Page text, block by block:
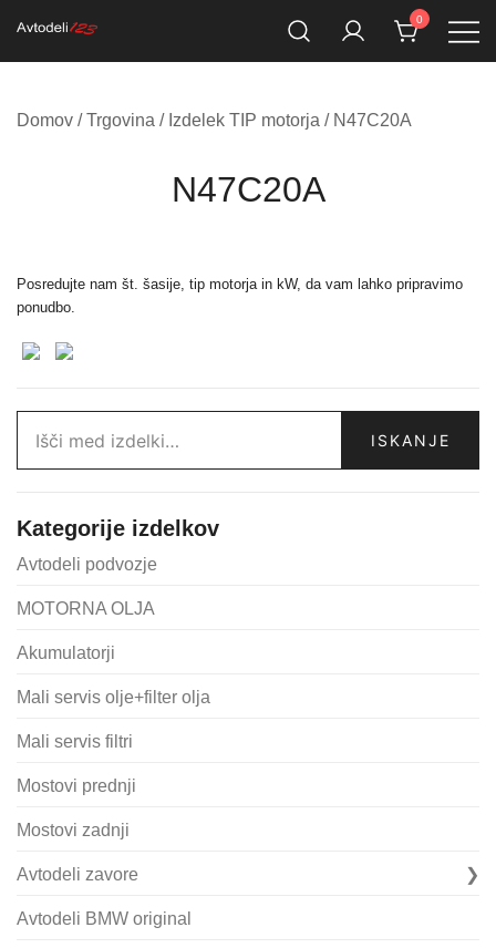
Avtodeli123.si
Prodaja rezervnih avtodelov
0
Domov /Trgovina / Izdelek TIP motorja / N47C20A
N47C20A
Posredujte nam št. šasije, tip motorja in kW, da vam lahko pripravimo
ponudbo.
ISKANJE
Kategorije izdelkov
Avtodeli podvozje
MOTORNA OLJA
Akumulatorji
Mali servis olje+filter olja
Mali servis filtri
Mostovi prednji
Mostovi zadnji
Avtodeli zavore
Avtodeli BMW original